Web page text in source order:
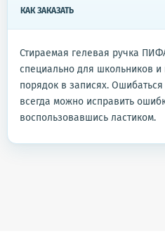
КАК ЗАКАЗАТЬ
Стираемая гелевая ручка
специально для школьников и
порядок в записях.
всегда можно исправить
воспользовавшись ластиком.